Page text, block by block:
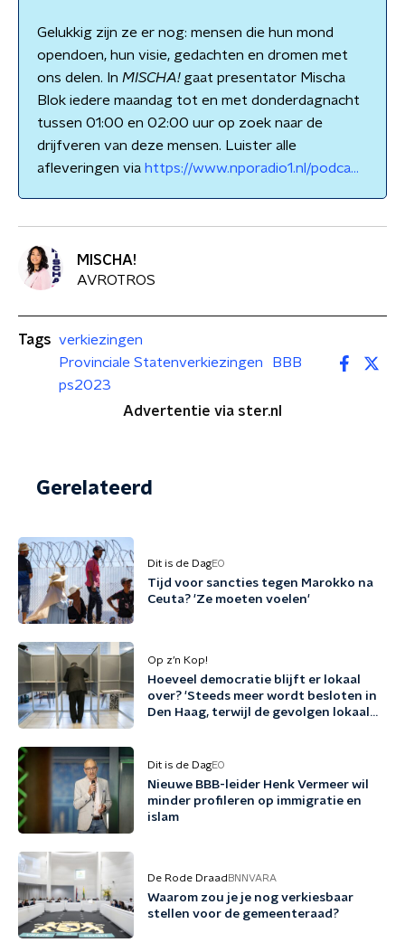
Gelukkig zijn ze er nog: mensen die hun mond
opendoen, hun visie, gedachten en dromen met
ons delen. In MISCHA!gaat presentator Mischa
Blok iedere maandag tot en met donderdagnacht
tussen 01:00 en 02:00 uur op zoek naar de
drijfveren van deze mensen. Luister alle
afleveringen via https://www.nporadio1.nl/podca...
MISCHA!
AVROTROS
Tags verkiezingen
Provinciale Statenverkiezingen
BBB
ps2023
Advertentie via ster.nl
Gerelateerd
Dit is de DagEO
Tijd voor sancties tegen Marokko na
Ceuta? 'Ze moeten voelen'
Op z’n Kop!
Hoeveel democratie blijft er lokaal
over? 'Steeds meer wordt besloten in
Den Haag, terwijl de gevolgen lokaal
Dit is de DagEO
Nieuwe BBB-leider Henk Vermeer wil
minder profileren op immigratie en
islam
De Rode Draad BNNVARA
Waarom zou je je nog verkiesbaar
stellen voor de gemeenteraad?